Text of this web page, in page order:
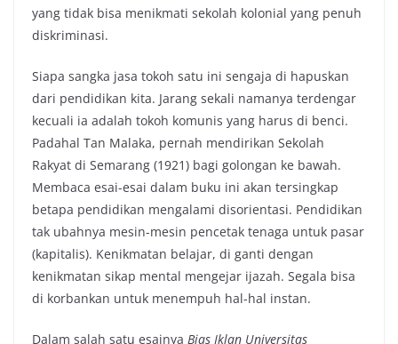
yang tidak bisa menikmati sekolah kolonial yang penuh
diskriminasi.
Siapa sangka jasa tokoh satu ini sengaja di hapuskan
dari pendidikan kita. Jarang sekali namanya terdengar
kecuali ia adalah tokoh komunis yang harus di benci.
Padahal Tan Malaka, pernah mendirikan Sekolah
Rakyat di Semarang (1921) bagi golongan ke bawah.
Membaca esai-esai dalam buku ini akan tersingkap
betapa pendidikan mengalami disorientasi. Pendidikan
tak ubahnya mesin-mesin pencetak tenaga untuk pasar
(kapitalis). Kenikmatan belajar, di ganti dengan
kenikmatan sikap mental mengejar ijazah. Segala bisa
di korbankan untuk menempuh hal-hal instan.
Dalam salah satu esainya Bias Iklan Universitas